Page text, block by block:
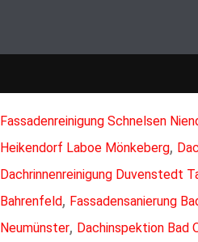
Fassadenreinigung Schnelsen
Heikendorf Laboe Mönkeberg,
Dachrinnenreinigung Duvenstedt
Bahrenfeld, Fassadensanierung
Neumünster, Dachinspektion Bad